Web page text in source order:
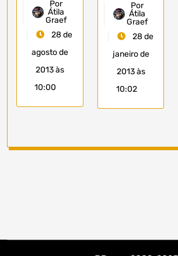
Por
Átila
Graef
28 de
agosto de
2013 às
10:00
Por
Átila
Graef
28 de
janeiro de
2013 às
10:02